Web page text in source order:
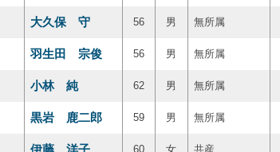
大久保 守 56 男 無所属
羽生田 宗俊 56 男 無所属
小林 純 62 男 無所属
黒岩 鹿二郎 59 男 無所属
伊藤 洋子 60 女 共産